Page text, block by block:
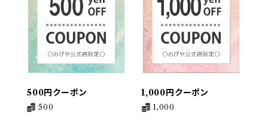
500円クーポン
500
1,000円クーポン
1,000